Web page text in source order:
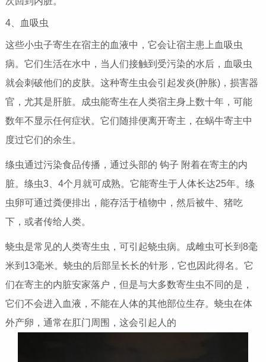
4、血吸虫
这些小虫子寄生在宿主的血液中，它会让宿主患上血吸虫
病。它们生活在水中，当人们接触到受污染的水后，血吸虫
就会刺破他们的皮肤。这种寄生虫会引起发炎(肿胀)，损害器
官，尤其是肝脏。成虫能寄生在人类宿主身上数十年，可能
数年不显示任何症状。它们随排便离开寄主，在蜗牛寄主中
度过它们的余生。
绦虫通过污染食品传播，通过头部的 钩子 附着在寄主的内
脏。绦虫3、4个月就可成熟。它能寄生于人体长达25年。绦
虫卵可通过粪便排出，能存活于植物中，然后被牛、猪吃
下，或者传给人类。
蛲虫是常见的人类寄生虫，可引起蛲虫病。成雌虫可长到8毫
米到13毫米。蛲虫的后部呈长长的针形，它也因此得名。它
们在寄主的内脏安家落户，但是与大多数寄生虫不同的是，
它们不会进入血液，不能在人体的其他部位生存。蛲虫在体
外产卵，通常在肛门周围，这会引起人的